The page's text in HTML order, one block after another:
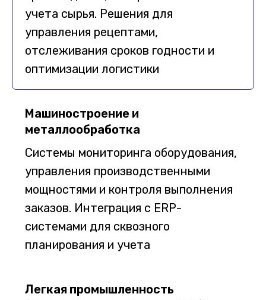
учета сырья. Решения для
управления рецептами,
отслеживания сроков годности и
оптимизации логистики
Машиностроение и
металлообработка
Системы мониторинга оборудования,
управления производственными
мощностями и контроля выполнения
заказов. Интеграция с ERP-
системами для сквозного
планирования и учета
Легкая промышленность